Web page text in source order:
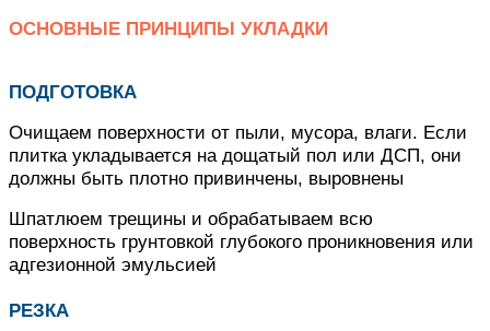
ОСНОВНЫЕ ПРИНЦИПЫ УКЛАДКИ
ПОДГОТОВКА
Очищаем поверхности от пыли, мусора, влаги. Если
плитка укладывается на дощатый пол или ДСП, они
должны быть плотно привинчены, выровнены
Шпатлюем трещины и обрабатываем всю
поверхность грунтовкой глубокого проникновения или
адгезионной эмульсией
РЕЗКА